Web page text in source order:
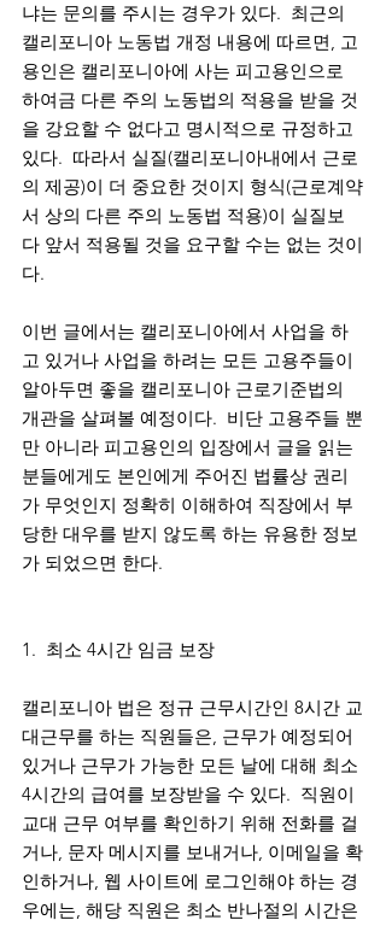
냐는 문의를 주시는 경우가 있다.  최근의
캘리포니아 노동법 개정 내용에 따르면, 고
용인은 캘리포니아에 사는 피고용인으로
하여금 다른 주의 노동법의 적용을 받을 것
을 강요할 수 없다고 명시적으로 규정하고
있다.  따라서 실질(캘리포니아내에서 근로
의 제공)이 더 중요한 것이지 형식(근로계약
서 상의 다른 주의 노동법 적용)이 실질보
다 앞서 적용될 것을 요구할 수는 없는 것이
다.
이번 글에서는 캘리포니아에서 사업을 하
고 있거나 사업을 하려는 모든 고용주들이
알아두면 좋을 캘리포니아 근로기준법의
개관을 살펴볼 예정이다.  비단 고용주들 뿐
만 아니라 피고용인의 입장에서 글을 읽는
분들에게도 본인에게 주어진 법률상 권리
가 무엇인지 정확히 이해하여 직장에서 부
당한 대우를 받지 않도록 하는 유용한 정보
가 되었으면 한다.
1.  최소 4시간 임금 보장
캘리포니아 법은 정규 근무시간인 8시간 교
대근무를 하는 직원들은, 근무가 예정되어
있거나 근무가 가능한 모든 날에 대해 최소
4시간의 급여를 보장받을 수 있다.  직원이
교대 근무 여부를 확인하기 위해 전화를 걸
거나, 문자 메시지를 보내거나, 이메일을 확
인하거나, 웹 사이트에 로그인해야 하는 경
우에는, 해당 직원은 최소 반나절의 시간은